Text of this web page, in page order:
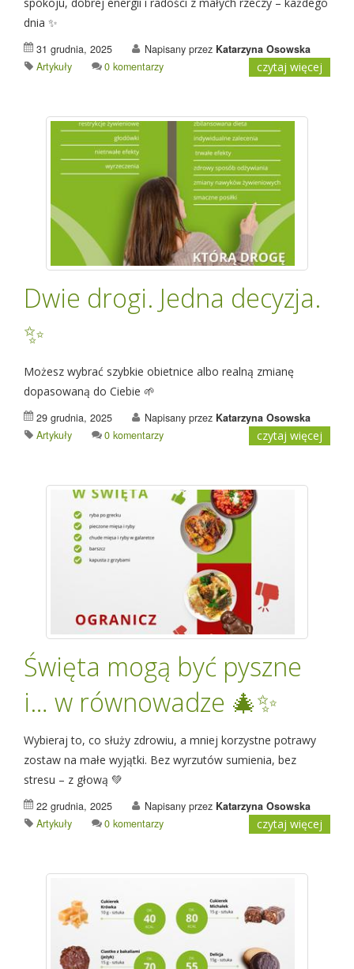
dnia ✨
31 grudnia, 2025 Napisany przez Katarzyna Osowska
Artykuły
0 komentarzy czytaj więcej
Dwie drogi. Jedna decyzja.
✨
Możesz wybrać szybkie obietnice albo realną zmianę
dopasowaną do Ciebie 🌱
29 grudnia, 2025 Napisany przez Katarzyna Osowska
Artykuły
0 komentarzy czytaj więcej
Święta mogą być pyszne
i… w równowadze 🎄✨
Wybieraj to, co służy zdrowiu, a mniej korzystne potrawy
zostaw na małe wyjątki. Bez wyrzutów sumienia, bez
stresu – z głową 💚
22 grudnia, 2025 Napisany przez Katarzyna Osowska
Artykuły
0 komentarzy czytaj więcej